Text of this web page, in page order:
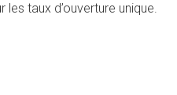
taux d’ouverture unique.